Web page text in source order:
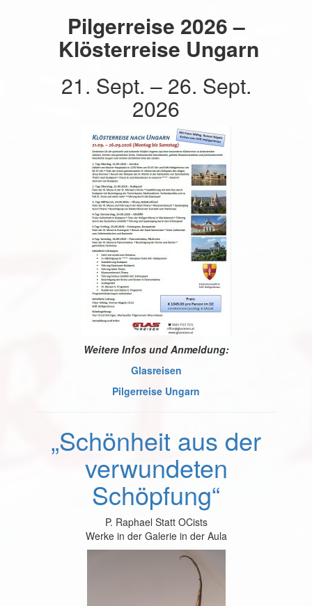
Pilgerreise 2026 –
Klösterreise Ungarn
21. Sept. – 26. Sept.
2026
Weitere Infos und Anmeldung:
Glasreisen
Pilgerreise Ungarn
„Schönheit aus der
verwundeten
Schöpfung“
P. Raphael Statt OCists
Werke in der Galerie in der Aula